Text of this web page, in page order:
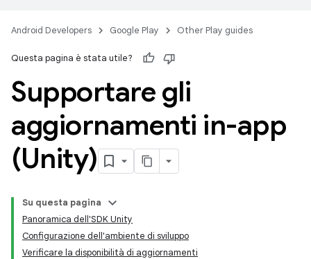
Android Developers Google Play Other Play guides
Questa pagina è stata utile?
Supportare gli
aggiornamenti in-app
(Unity)
Su questa pagina
Panoramica dell'SDK Unity
Configurazione dell'ambiente di sviluppo
Verificare la disponibilità di aggiornamenti